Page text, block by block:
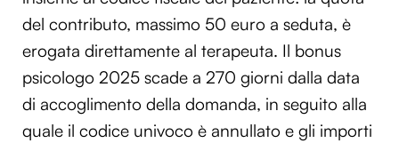
del contributo, massimo 50 euro a seduta, è
erogata direttamente al terapeuta. Il bonus
psicologo 2025 scade a 270 giorni dalla data
di accoglimento della domanda, in seguito alla
quale il codice univoco è annullato e gli importi